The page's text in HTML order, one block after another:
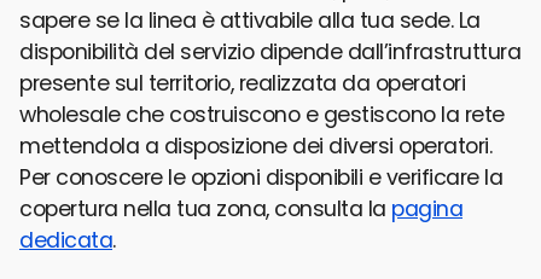
sapere se la linea è attivabile alla tua sede. La
disponibilità del servizio dipende dall’infrastruttura
presente sul territorio, realizzata da operatori
wholesale che costruiscono e gestiscono la rete
mettendola a disposizione dei diversi operatori.
Per conoscere le opzioni disponibili e verificare la
copertura nella tua zona, consulta la pagina
dedicata.